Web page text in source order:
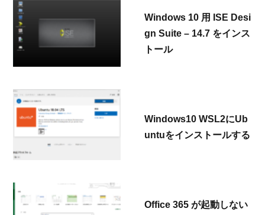
Windows 10 用 ISE Desi
gn Suite – 14.7 をインス
トール
Windows10 WSL2にUb
untuをインストールする
Office 365 が起動しない